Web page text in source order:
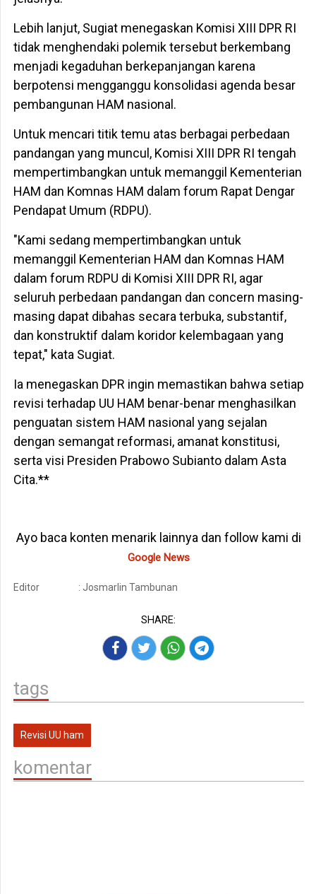
Lebih lanjut, Sugiat menegaskan Komisi XIII DPR RI
tidak menghendaki polemik tersebut berkembang
menjadi kegaduhan berkepanjangan karena
berpotensi mengganggu konsolidasi agenda besar
pembangunan HAM nasional.
Untuk mencari titik temu atas berbagai perbedaan
pandangan yang muncul, Komisi XIII DPR RI tengah
mempertimbangkan untuk memanggil Kementerian
HAM dan Komnas HAM dalam forum Rapat Dengar
Pendapat Umum (RDPU).
"Kami sedang mempertimbangkan untuk
memanggil Kementerian HAM dan Komnas HAM
dalam forum RDPU di Komisi XIII DPR RI, agar
seluruh perbedaan pandangan dan concern masing-
masing dapat dibahas secara terbuka, substantif,
dan konstruktif dalam koridor kelembagaan yang
tepat," kata Sugiat.
Ia menegaskan DPR ingin memastikan bahwa setiap
revisi terhadap UU HAM benar-benar menghasilkan
penguatan sistem HAM nasional yang sejalan
dengan semangat reformasi, amanat konstitusi,
serta visi Presiden Prabowo Subianto dalam Asta
Cita.**
Ayo baca konten menarik lainnya dan follow kami di
Google News
Editor : Josmarlin Tambunan
SHARE:
tags
Revisi UU ham
komentar